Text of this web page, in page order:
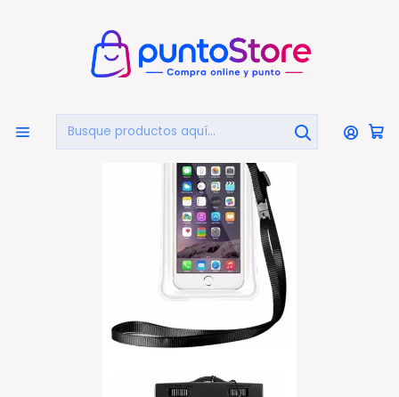
Inicio CELULARES Y ACCESORIOS Otros
Funda Sumergible Smartphone Impermeable - Ps